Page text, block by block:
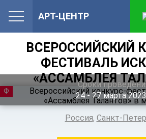
ВСЕРОССИЙСКИЙ
ФЕСТИВАЛЬ
«АССАМБЛЕЯ
Сроки
24 ‐ 27марта
ФЕСТИВАЛЬ
Россия, Санкт-
АРТ-ЦЕНТР